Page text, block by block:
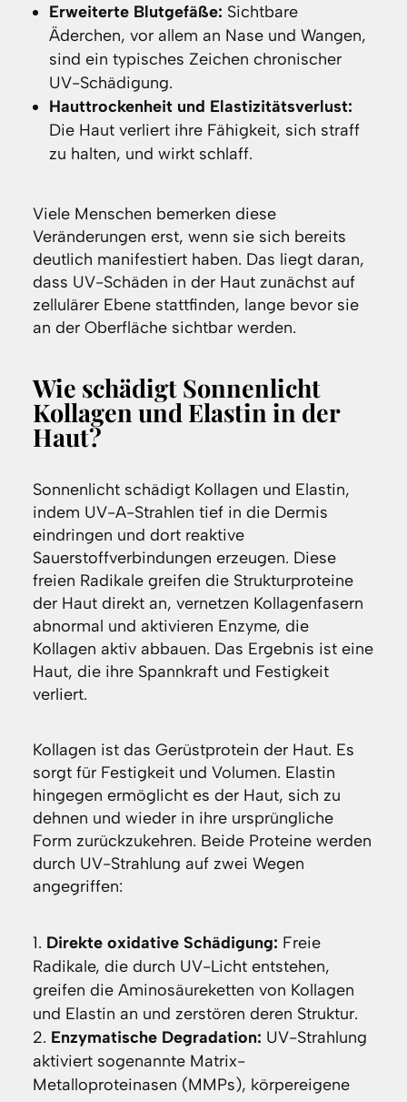
Erweiterte Blutgefäße: Sichtbare
Äderchen, vor allem an Nase und Wangen,
sind ein typisches Zeichen chronischer
UV-Schädigung.
Hauttrockenheit und Elastizitätsverlust:
Die Haut verliert ihre Fähigkeit, sich straff
zu halten, und wirkt schlaff.
Viele Menschen bemerken diese
Veränderungen erst, wenn sie sich bereits
deutlich manifestiert haben. Das liegt daran,
dass UV-Schäden in der Haut zunächst auf
zellulärer Ebene stattfinden, lange bevor sie
an der Oberfläche sichtbar werden.
Wie schädigt Sonnenlicht
Kollagen und Elastin in der
Haut?
Sonnenlicht schädigt Kollagen und Elastin,
indem UV-A-Strahlen tief in die Dermis
eindringen und dort reaktive
Sauerstoffverbindungen erzeugen. Diese
freien Radikale greifen die Strukturproteine
der Haut direkt an, vernetzen Kollagenfasern
abnormal und aktivieren Enzyme, die
Kollagen aktiv abbauen. Das Ergebnis ist eine
Haut, die ihre Spannkraft und Festigkeit
verliert.
Kollagen ist das Gerüstprotein der Haut. Es
sorgt für Festigkeit und Volumen. Elastin
hingegen ermöglicht es der Haut, sich zu
dehnen und wieder in ihre ursprüngliche
Form zurückzukehren. Beide Proteine werden
durch UV-Strahlung auf zwei Wegen
angegriffen:
Direkte oxidative Schädigung: Freie
Radikale, die durch UV-Licht entstehen,
greifen die Aminosäureketten von Kollagen
und Elastin an und zerstören deren Struktur.
Enzymatische Degradation: UV-Strahlung
aktiviert sogenannte Matrix-
Metalloproteinasen (MMPs), körpereigene